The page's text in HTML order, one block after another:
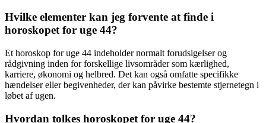
Hvilke elementer kan jeg forvente at finde i
horoskopet for uge 44?
Et horoskop for uge 44 indeholder normalt forudsigelser og
rådgivning inden for forskellige livsområder som kærlighed,
karriere, økonomi og helbred. Det kan også omfatte specifikke
hændelser eller begivenheder, der kan påvirke bestemte stjernetegn i
løbet af ugen.
Hvordan tolkes horoskopet for uge 44?